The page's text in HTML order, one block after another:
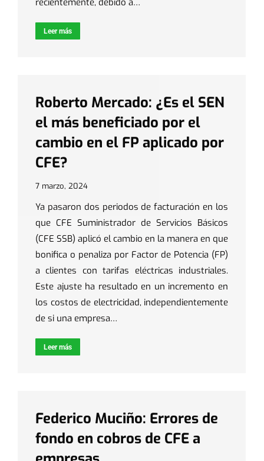
recientemente, debido a…
Leer más
Roberto Mercado: ¿Es el SEN
el más beneficiado por el
cambio en el FP aplicado por
CFE?
7 marzo, 2024
Ya pasaron dos periodos de facturación en los
que CFE Suministrador de Servicios Básicos
(CFE SSB) aplicó el cambio en la manera en que
bonifica o penaliza por Factor de Potencia (FP)
a clientes con tarifas eléctricas industriales.
Este ajuste ha resultado en un incremento en
los costos de electricidad, independientemente
de si una empresa…
Leer más
Federico Muciño: Errores de
fondo en cobros de CFE a